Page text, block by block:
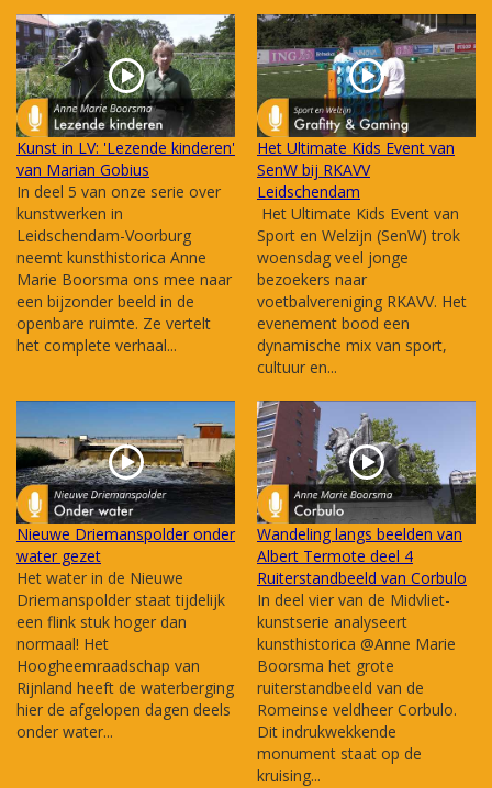
Kunst in LV: 'Lezende kinderen'
van Marian Gobius
In deel 5 van onze serie over
kunstwerken in
Leidschendam-Voorburg
neemt kunsthistorica Anne
Marie Boorsma ons mee naar
een bijzonder beeld in de
openbare ruimte. Ze vertelt
het complete verhaal...
Het Ultimate Kids Event van
SenW bij RKAVV
Leidschendam
Het Ultimate Kids Event van
Sport en Welzijn (SenW) trok
woensdag veel jonge
bezoekers naar
voetbalvereniging RKAVV. Het
evenement bood een
dynamische mix van sport,
cultuur en...
Nieuwe Driemanspolder onder
water gezet
Het water in de Nieuwe
Driemanspolder staat tijdelijk
een flink stuk hoger dan
normaal! Het
Hoogheemraadschap van
Rijnland heeft de waterberging
hier de afgelopen dagen deels
onder water...
Wandeling langs beelden van
Albert Termote deel 4
Ruiterstandbeeld van Corbulo
In deel vier van de Midvliet-
kunstserie analyseert
kunsthistorica @Anne Marie
Boorsma het grote
ruiterstandbeeld van de
Romeinse veldheer Corbulo.
Dit indrukwekkende
monument staat op de
kruising...